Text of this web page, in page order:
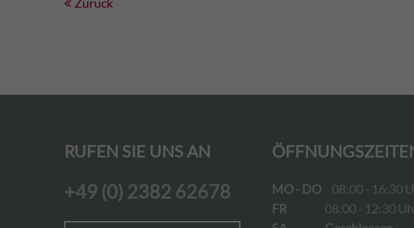
RUFEN SIE UNS AN
+49 (0) 2382 62678 MO - DO
08:00 - 16:30
FR
08:00 - 12:30